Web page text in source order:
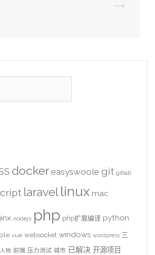
⟶
docker easyswoole git gitlab
laravel linux mac
nodejs php php扩展编译 python
vue websocket windows wordpress 三
人物 前端 压力测试 城市 已解决 开源项目